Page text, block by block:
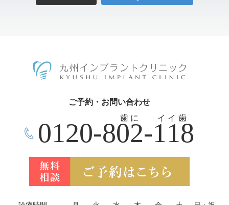
ご予約・お問い合わせ
歯に
イイ歯
0120-802-118